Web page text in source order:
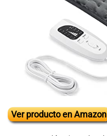
Ver producto en Amazon